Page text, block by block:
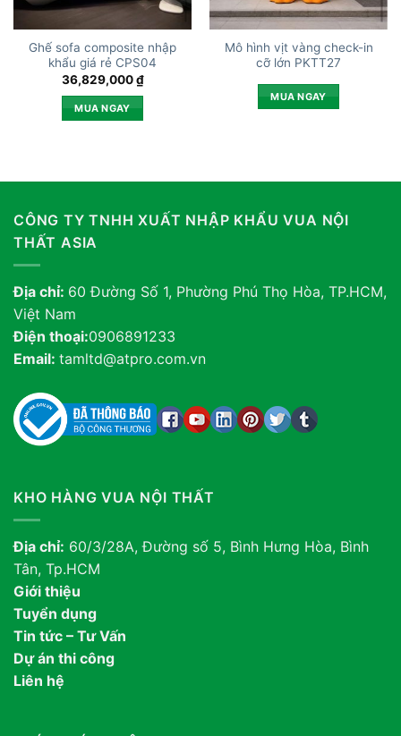
Ghế sofa composite nhập
khẩu giá rẻ CPS04
36,829,000₫
MUA NGAY
Mô hình vịt vàng check-in
cỡ lớn PKTT27
MUA NGAY
CÔNG TY TNHH XUẤT NHẬP KHẨU VUA NỘI
THẤT ASIA
Địa chỉ: 60 Đường Số 1, Phường Phú Thọ Hòa, TP.HCM,
Việt Nam
Điện thoại:0906891233
Email: tamltd@atpro.com.vn
KHO HÀNG VUA NỘI THẤT
Địa chỉ: 60/3/28A, Đường số 5, Bình Hưng Hòa, Bình
Tân, Tp.HCM
Giới thiệu
Tuyển dụng
Tin tức – Tư Vấn
Dự án thi công
Liên hệ